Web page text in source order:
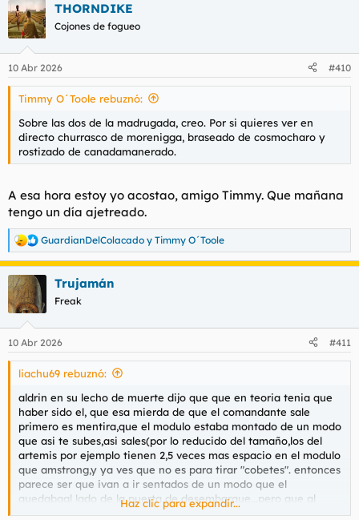
THORNDIKE
Cojones de fogueo
10 Abr 2026 #410
Timmy O´Toole rebuznó:
Sobre las dos de la madrugada, creo. Por si quieres ver en
directo churrasco de morenigga, braseado de cosmocharo y
rostizado de canadamanerado.
A esa hora estoy yo acostao, amigo Timmy. Que mañana
tengo un día ajetreado.
R
e
a
c
c
i
e
s
GuardianDelColacado y Timmy O´Toole
Trujamán
Freak
10 Abr 2026 #411
liachu69 rebuznó:
aldrin en su lecho de muerte dijo que que en teoria tenia que
haber sido el, que esa mierda de que el comandante sale
primero es mentira,que el modulo estaba montado de un modo
que asi te subes,asi sales(por lo reducido del tamaño,los del
artemis por ejemplo tienen 2,5 veces mas espacio en el modulo
que amstrong,y ya ves que no es para tirar "cobetes". entonces
parece ser que ivan a ir sentados de un modo que el
quedabaal lado de la puerta de desembarque...pero que al
subirse le hicieron la 13/14 y quedo en ese sitio amstrong.
Haz clic para expandir...